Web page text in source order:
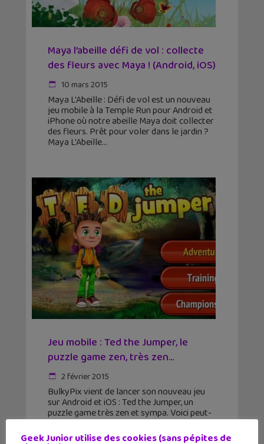
Maya l’abeille défi de vol : collecte
des fleurs avec Maya ! (Android, iOS)
10 mars 2015
Maya L'Abeille : Défi de vol est un nouveau
jeu mobile à la Temple Run pour Android et
iPhone où notre abeille Maya doit collecter
des fleurs. Prêt pour voler dans le jardin ?
Maya L'Abeille
Jeu mobile : Ted the Jumper, le
puzzle game zen, très zen…
2 février 2015
BulkyPix vient de lancer son nouveau jeu
sur Android et iOS : Ted the Jumper, un
puzzle game très zen et sympa. Voici peut-
être le premier puzzle game où l'on en
ressort plus détendu qu'avant
Geek Junior utilise des cookies (sans pépites de